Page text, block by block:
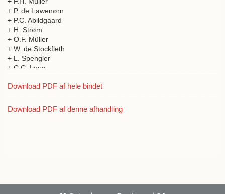
+ P. de Løwenørn
+ P.C. Abildgaard
+ H. Strøm
+ O.F. Müller
+ W. de Stockfleth
+ L. Spengler
+ C.C. Lous
+ M. Saxtorph
+ C.G. Kratzenstein
Download PDF af hele bindet
Download PDF af denne afhandling